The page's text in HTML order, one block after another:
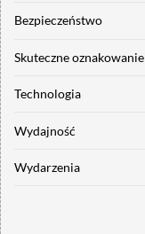
Bezpieczeństwo
Skuteczne oznakowanie
Technologia
Wydajność
Wydarzenia